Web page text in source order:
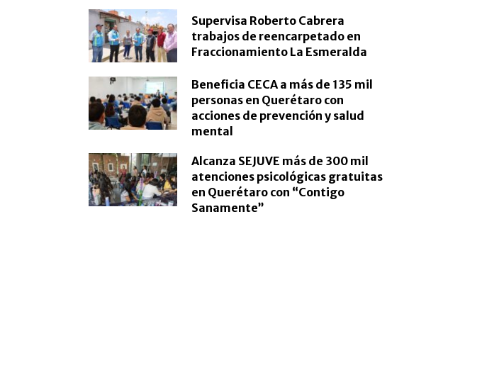
Supervisa Roberto Cabrera
trabajos de reencarpetado en
Fraccionamiento La Esmeralda
Beneficia CECA a más de 135 mil
personas en Querétaro con
acciones de prevención y salud
mental
Alcanza SEJUVE más de 300 mil
atenciones psicológicas gratuitas
en Querétaro con “Contigo
Sanamente”